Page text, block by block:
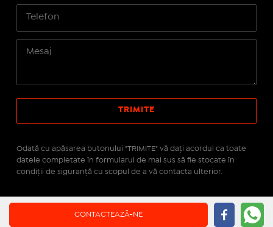
CONTACTEAZĂ-NE
Odată cu apăsarea butonului "TRIMITE" vă daţi acordul ca toate
datele completate în formularul de mai sus să fie stocate în
condiţii de siguranţă cu scopul de a vă contacta ulterior.
IMOPEDIA.ro - Anunțuri
pe tehnologie Real Manager - CRM Imobiliar